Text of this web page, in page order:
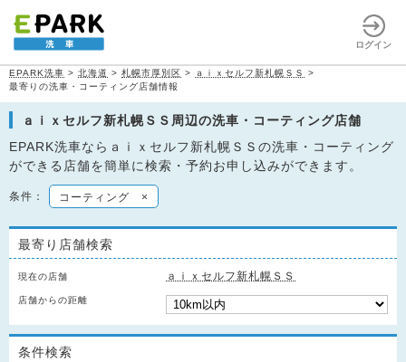
ログイン
EPARK洗車 > 北海道 > 札幌市厚別区 > ａｉｘセルフ新札幌ＳＳ
>
最寄りの洗車・コーティング店舗情報
ａｉｘセルフ新札幌ＳＳ周辺の洗車・コーティング店舗
EPARK洗車ならａｉｘセルフ新札幌ＳＳの洗車・コーティング
ができる店舗を簡単に検索・予約お申し込みができます。
条件： コーティング ×
最寄り店舗検索
現在の店舗 ａｉｘセルフ新札幌ＳＳ
店舗からの距離
条件検索